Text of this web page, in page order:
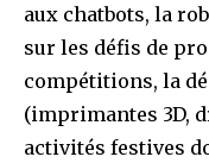
aux chatbots, la
sur les défis de
compétitions, la
(imprimantes 3D,
activités festives